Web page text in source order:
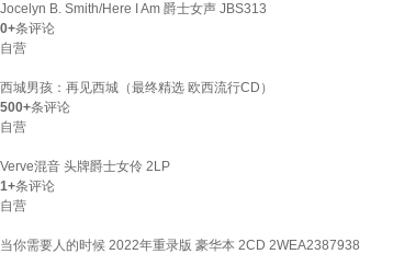
Jocelyn B. Smith/Here I Am 爵士女声 JBS313
0+条评论
自营
西城男孩：再见西城（最终精选 欧西流行CD）
500+条评论
自营
Verve混音 头牌爵士女伶 2LP
1+条评论
自营
当你需要人的时候 2022年重录版 豪华本 2CD 2WEA2387938